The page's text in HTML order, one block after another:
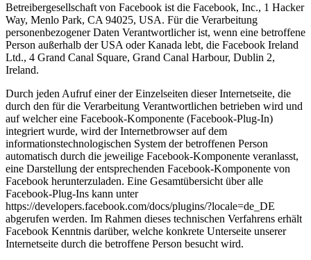
Betreibergesellschaft von Facebook ist die Facebook, Inc., 1 Hacker
Way, Menlo Park, CA 94025, USA. Für die Verarbeitung
personenbezogener Daten Verantwortlicher ist, wenn eine betroffene
Person außerhalb der USA oder Kanada lebt, die Facebook Ireland
Ltd., 4 Grand Canal Square, Grand Canal Harbour, Dublin 2,
Ireland.
Durch jeden Aufruf einer der Einzelseiten dieser Internetseite, die
durch den für die Verarbeitung Verantwortlichen betrieben wird und
auf welcher eine Facebook-Komponente (Facebook-Plug-In)
integriert wurde, wird der Internetbrowser auf dem
informationstechnologischen System der betroffenen Person
automatisch durch die jeweilige Facebook-Komponente veranlasst,
eine Darstellung der entsprechenden Facebook-Komponente von
Facebook herunterzuladen. Eine Gesamtübersicht über alle
Facebook-Plug-Ins kann unter
https://developers.facebook.com/docs/plugins/?locale=de_DE
abgerufen werden. Im Rahmen dieses technischen Verfahrens erhält
Facebook Kenntnis darüber, welche konkrete Unterseite unserer
Internetseite durch die betroffene Person besucht wird.